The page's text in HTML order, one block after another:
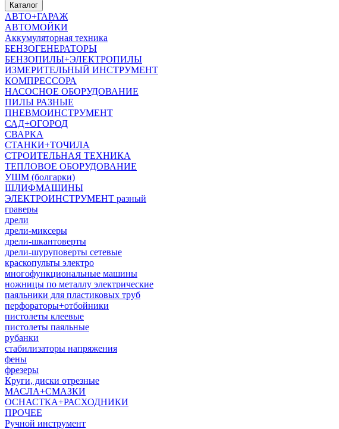
Каталог
АВТО+ГАРАЖ
АВТОМОЙКИ
Аккумуляторная техника
БЕНЗОГЕНЕРАТОРЫ
БЕНЗОПИЛЫ+ЭЛЕКТРОПИЛЫ
ИЗМЕРИТЕЛЬНЫЙ ИНСТРУМЕНТ
КОМПРЕССОРА
НАСОСНОЕ ОБОРУДОВАНИЕ
ПИЛЫ РАЗНЫЕ
ПНЕВМОИНСТРУМЕНТ
САД+ОГОРОД
СВАРКА
СТАНКИ+ТОЧИЛА
СТРОИТЕЛЬНАЯ ТЕХНИКА
ТЕПЛОВОЕ ОБОРУДОВАНИЕ
УШМ (болгарки)
ШЛИФМАШИНЫ
ЭЛЕКТРОИНСТРУМЕНТ разный
граверы
дрели
дрели-миксеры
дрели-шкантоверты
дрели-шуруповерты сетевые
краскопульты электро
многофункциональные машины
ножницы по металлу электрические
паяльники для пластиковых труб
перфораторы+отбойники
пистолеты клеевые
пистолеты паяльные
рубанки
стабилизаторы напряжения
фены
фрезеры
Круги, диски отрезные
МАСЛА+СМАЗКИ
ОСНАСТКА+РАСХОДНИКИ
ПРОЧЕЕ
Ручной инструмент